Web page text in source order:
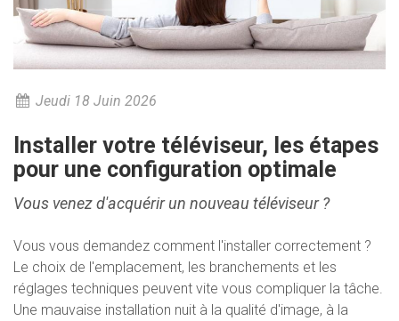
Jeudi 18 Juin 2026
Installer votre téléviseur, les étapes
pour une configuration optimale
Vous venez d'acquérir un nouveau téléviseur ?
Vous vous demandez comment l'installer correctement ?
Le choix de l'emplacement, les branchements et les
réglages techniques peuvent vite vous compliquer la tâche.
Une mauvaise installation nuit à la qualité d'image, à la